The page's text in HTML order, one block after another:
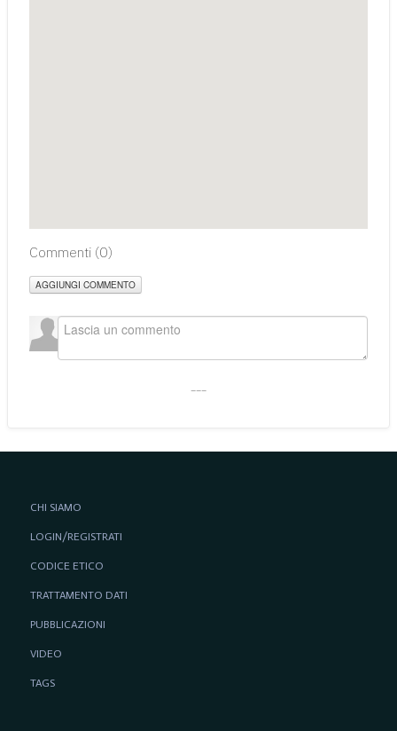
Commenti (0)
AGGIUNGI COMMENTO
CHI SIAMO
LOGIN/REGISTRATI
CODICE ETICO
TRATTAMENTO DATI
PUBBLICAZIONI
VIDEO
TAGS